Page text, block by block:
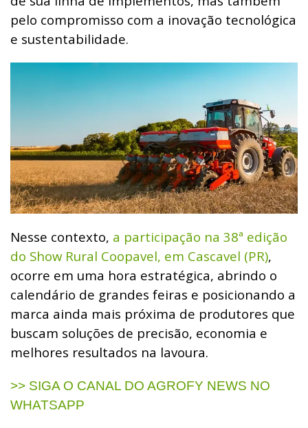
pelo compromisso com a inovação tecnológica
e sustentabilidade.
Nesse contexto, a participação na 38ª edição
do Show Rural Coopavel, em Cascavel (PR),
ocorre em uma hora estratégica, abrindo o
calendário de grandes feiras e posicionando a
marca ainda mais próxima de produtores que
buscam soluções de precisão, economia e
melhores resultados na lavoura.
>> SIGA O CANAL DO AGROFY NEWS NO
WHATSAPP